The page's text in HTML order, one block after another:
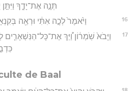
תְּנָ֣ה אֶת־יָדֶ֑ךָ וַיִּתֵּ֣ן
16 וַיֹּ֙אמֶר֙ לְכָ֣ה אִתִּ֔י וּרְאֵ֖ה
17
וַיָּבֹא֙ שֹֽׁמְר֔וֹן וַ֠יַּךְ
de Baal
18